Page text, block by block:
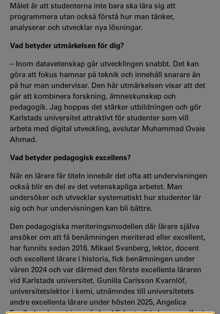
Målet är att studenterna inte bara ska lära sig att
programmera utan också förstå hur man tänker,
analyserar och utvecklar nya lösningar.
Vad betyder utmärkelsen för dig?
– Inom datavetenskap går utvecklingen snabbt. Det kan
göra att fokus hamnar på teknik och innehåll snarare än
på hur man undervisar. Den här utmärkelsen visar att det
går att kombinera forskning, ämneskunskap och
pedagogik. Jag hoppas det stärker utbildningen och gör
Karlstads universitet attraktivt för studenter som vill
arbeta med digital utveckling, avslutar Muhammad Ovais
Ahmad.
Vad betyder pedagogisk excellens?
När en lärare får titeln innebär det ofta att undervisningen
också blir en del av det vetenskapliga arbetet. Man
undersöker och utvecklar systematiskt hur studenter lär
sig och hur undervisningen kan bli bättre.
Den pedagogiska meriteringsmodellen där lärare själva
ansöker om att få benämningen meriterad eller excellent,
har funnits sedan 2016. Mikael Svanberg, lektor, docent
och excellent lärare i historia, fick benämningen under
våren 2024 och var därmed den förste excellenta läraren
vid Karlstads universitet. Gunilla Carlsson Kvarnlöf,
universitetslektor i kemi, utnämndes till universitetets
andre excellenta lärare under hösten 2025, Angelica